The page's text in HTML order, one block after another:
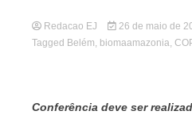
Redacao EJ 26 de maio de
Tagged Belém, biomaamazonia,
Conferência deve ser